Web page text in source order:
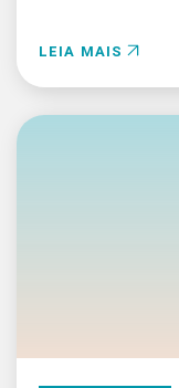
LEIA MAIS